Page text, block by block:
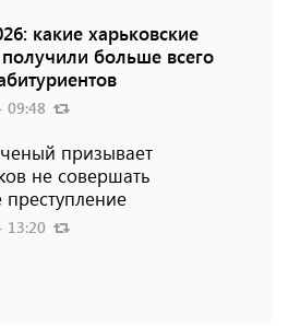
какие харьковские
больше всего
09:48
призывает
не совершать
преступление
13:20